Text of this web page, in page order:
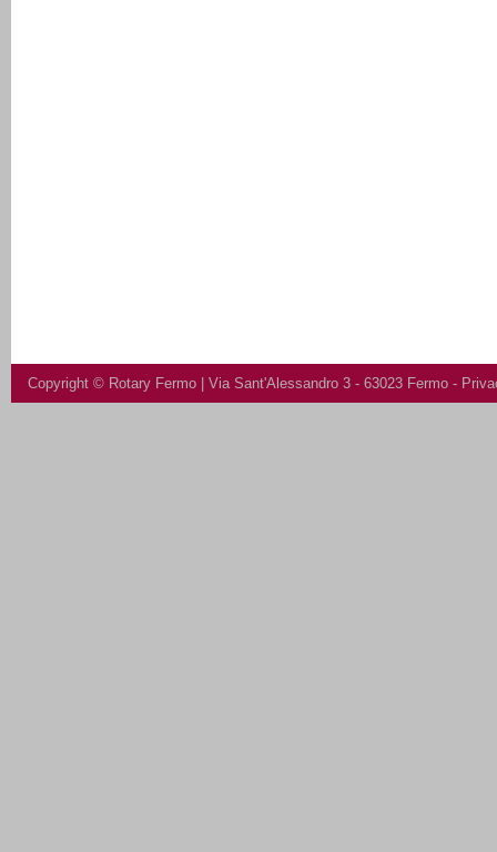
Copyright © Rotary Fermo | Via Sant'Alessandro 3 - 63023 Fermo -